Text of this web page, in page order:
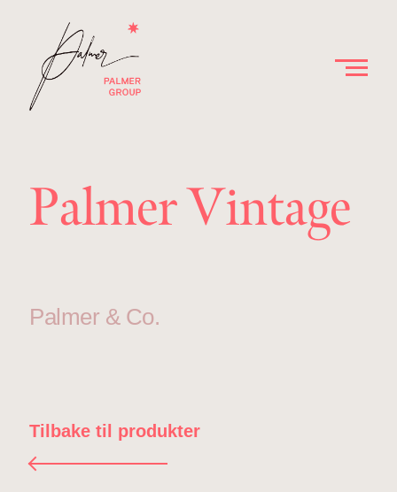
Palmer Vintage
Palmer & Co.
Tilbake til produkter